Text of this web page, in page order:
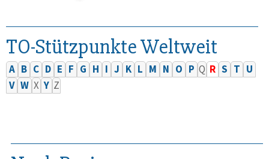
TO-Stützpunkte Weltweit
A B C D E F G H I J K L M N O P Q R S T U
V W X Y Z